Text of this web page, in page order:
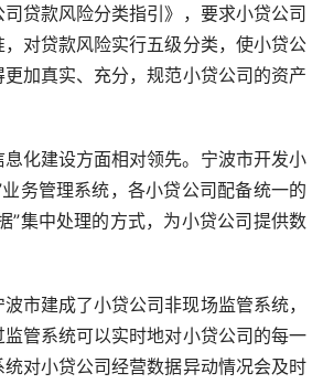
司贷款风险分类指引》，要求小贷公司
对贷款风险实行五级分类，使小贷公
加真实、充分，规范小贷公司的资产
化建设方面相对领先。宁波市开发小
务管理系统，各小贷公司配备统一的
”集中处理的方式，为小贷公司提供数
市建成了小贷公司非现场监管系统，
管系统可以实时地对小贷公司的每一
对小贷公司经营数据异动情况会及时